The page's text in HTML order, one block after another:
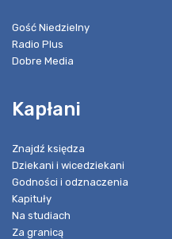
Gość Niedzielny
Radio Plus
Dobre Media
Kapłani
Znajdź księdza
Dziekani i wicedziekani
Godności i odznaczenia
Kapituły
Na studiach
Za granicą